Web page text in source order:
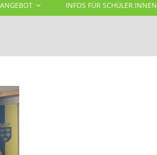
INFOS FÜR SCHÜLER:INNEN